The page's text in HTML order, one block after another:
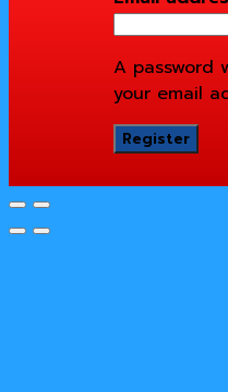
A password
your email
Register